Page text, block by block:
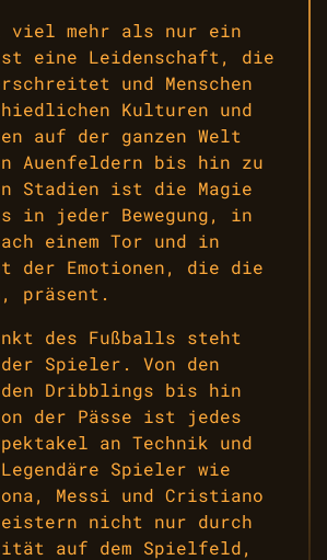
viel mehr als nur ein
eine Leidenschaft, die
und Menschen
Kulturen und
auf der ganzen Welt
Auenfeldern bis hin zu
Stadien ist die Magie
in jeder Bewegung, in
einem Tor und in
der Emotionen, die die
präsent.
des Fußballs steht
der Spieler. Von den
Dribblings bis hin
der Pässe ist jedes
an Technik und
Spieler wie
Messi und Cristiano
nicht nur durch
auf dem Spielfeld,